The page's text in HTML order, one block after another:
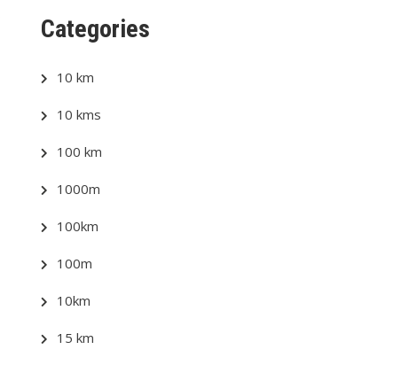
Categories
10 km
10 kms
100 km
1000m
100km
100m
10km
15 km